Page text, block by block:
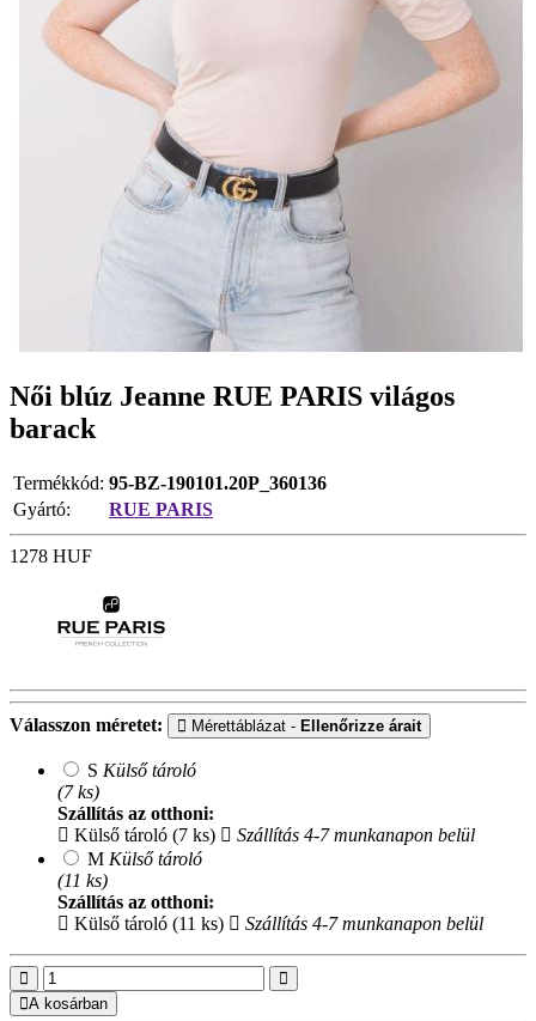
Női blúz Jeanne RUE PARIS világos
barack
Termékkód: 95-BZ-190101.20P_360136
Gyártó:
RUE PARIS
1278 HUF
Válasszon méretet: Mérettáblázat - Ellenőrizze árait
S Külső tároló
(7 ks)
Szállítás az otthoni:
Külső tároló (7 ks)
Szállítás 4-7 munkanapon belül
M Külső tároló
(11 ks)
Szállítás az otthoni:
Külső tároló (11 ks)
Szállítás 4-7 munkanapon belül
A kosárban